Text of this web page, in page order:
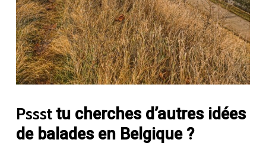
Psssttu cherches d’autres idées
de balades en Belgique ?